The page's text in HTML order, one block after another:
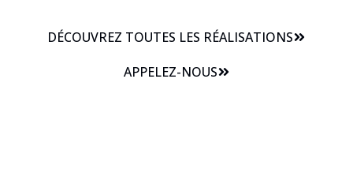
DÉCOUVREZ TOUTES LES RÉALISATIONS
APPELEZ-NOUS